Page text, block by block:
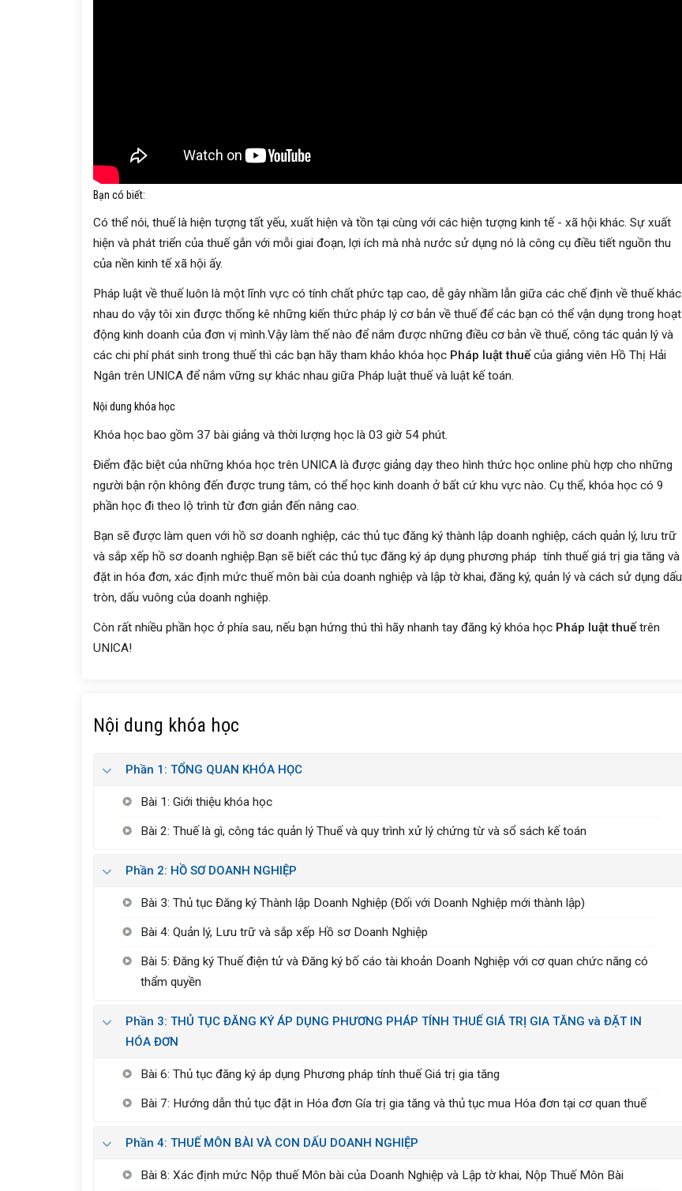
Bạn có biết:
Có thể nói, thuế là hiện tượng tất yếu, xuất hiện và tồn tại cùng với các hiện tượng kinh tế - xã hội khác. Sự xuất
hiện và phát triển của thuế gắn với mỗi giai đoạn, lợi ích mà nhà nước sử dụng nó là công cụ điều tiết nguồn thu
của nền kinh tế xã hội ấy.
Pháp luật về thuế luôn là một lĩnh vực có tính chất phức tạp cao, dễ gây nhầm lẫn giữa các chế định về thuế khác
nhau do vậy tôi xin được thống kê những kiến thức pháp lý cơ bản về thuế để các bạn có thể vận dụng trong hoạt
động kinh doanh của đơn vị mình.Vậy làm thế nào để nắm được những điều cơ bản về thuế, công tác quản lý và
các chi phí phát sinh trong thuế thì các bạn hãy tham khảo khóa học Pháp luật thuế của giảng viên Hồ Thị Hải
Ngân trên UNICA để nắm vững sự khác nhau giữa Pháp luật thuế và luật kế toán.
Nội dung khóa học
Khóa học bao gồm 37 bài giảng và thời lượng học là 03 giờ 54 phút.
Điểm đặc biệt của những khóa học trên UNICA là được giảng dạy theo hình thức học online phù hợp cho những
người bận rộn không đến được trung tâm, có thể học kinh doanh ở bất cứ khu vực nào. Cụ thể, khóa học có 9
phần học đi theo lộ trình từ đơn giản đến nâng cao.
Bạn sẽ được làm quen với hồ sơ doanh nghiệp, các thủ tục đăng ký thành lập doanh nghiệp, cách quản lý, lưu trữ
và sắp xếp hồ sơ doanh nghiệp.Bạn sẽ biết các thủ tục đăng ký áp dụng phương pháp tính thuế giá trị gia tăng và
đặt in hóa đơn, xác định mức thuế môn bài của doanh nghiệp và lập tờ khai, đăng ký, quản lý và cách sử dụng dấu
tròn, dấu vuông của doanh nghiệp.
Còn rất nhiều phần học ở phía sau, nếu bạn hứng thú thì hãy nhanh tay đăng ký khóa học Pháp luật thuếtrên
UNICA!
Nội dung khóa học
Phần 1: TỔNG QUAN KHÓA HỌC
Bài 1: Giới thiệu khóa học
Bài 2: Thuế là gì, công tác quản lý Thuế và quy trình xử lý chứng từ và sổ sách kế toán
Phần 2: HỒ SƠ DOANH NGHIỆP
Bài 3: Thủ tục Đăng ký Thành lập Doanh Nghiệp (Đối với Doanh Nghiệp mới thành lập)
Bài 4: Quản lý, Lưu trữ và sắp xếp Hồ sơ Doanh Nghiệp
Bài 5: Đăng ký Thuế điện tử và Đăng ký bố cáo tài khoản Doanh Nghiệp với cơ quan chức năng có
thẩm quyền
Phần 3: THỦ TỤC ĐĂNG KÝ ÁP DỤNG PHƯƠNG PHÁP TÍNH THUẾ GIÁ TRỊ GIA TĂNG và ĐẶT IN
HÓA ĐƠN
Bài 6: Thủ tục đăng ký áp dụng Phương pháp tính thuế Giá trị gia tăng
Bài 7: Hướng dẫn thủ tục đặt in Hóa đơn Gía trị gia tăng và thủ tục mua Hóa đơn tại cơ quan thuế
Phần 4: THUẾ MÔN BÀI VÀ CON DẤU DOANH NGHIỆP
Bài 8: Xác định mức Nộp thuế Môn bài của Doanh Nghiệp và Lập tờ khai, Nộp Thuế Môn Bài